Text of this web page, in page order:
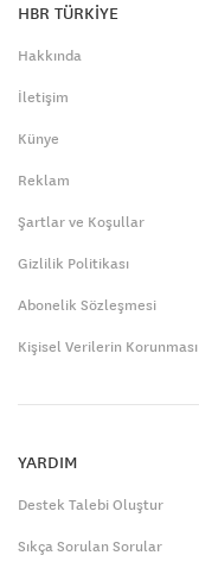
HBR TÜRKİYE
Hakkında
İletişim
Künye
Reklam
Şartlar ve Koşullar
Gizlilik Politikası
Abonelik Sözleşmesi
Kişisel Verilerin Korunması
YARDIM
Destek Talebi Oluştur
Sıkça Sorulan Sorular